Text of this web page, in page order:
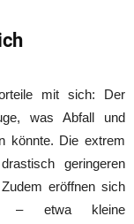
mit sich: Der
was Abfall und
könnte. Die extrem
geringeren
eröffnen sich
– etwa kleine